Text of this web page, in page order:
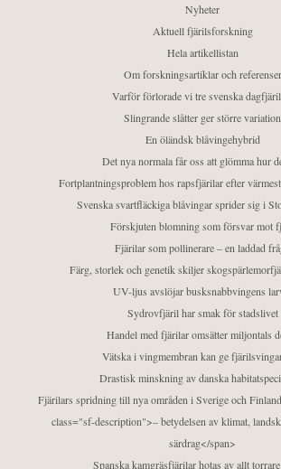
Nyheter
Aktuell fjärilsforskning
Hela artikellistan
Om forskningsartiklar och referenser
Varför förlorade vi tre svenska
Slingrande slåtter ger större variation
En öländsk blåvingehybrid
Det nya normala får oss att glömma hur
Fortplantningsproblem hos rapsfjärilar efter
Svenska svartfläckiga blåvingar sprider sig i
Förskjuten blomning som försvar mot
Fjärilar som pollinerare – en laddad
Färg, storlek och genetik skiljer
UV-ljus avslöjar busksnabbvingens
Sydrovfjäril har smak för stadslivet
Handel med fjärilar omsätter miljontals
Vätska i vingmembran kan ge
Drastisk minskning av danska
Fjärilars spridning till nya områden i Sverige och
class="sf-description">– betydelsen av klimat,
särdrag</span>
Spanska kamgräsfjärilar hotas av allt